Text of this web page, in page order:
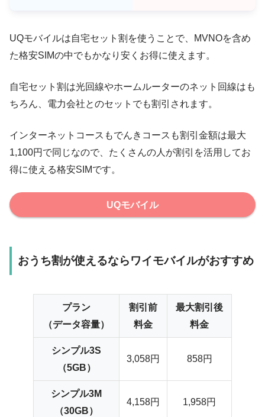
UQモバイルは自宅セット割を使うことで、MVNOを含め
た格安SIMの中でもかなり安くお得に使えます。
自宅セット割は光回線やホームルーターのネット回線はも
ちろん、電力会社とのセットでも割引されます。
インターネットコースもでんきコースも割引金額は最大
1,100円で同じなので、たくさんの人が割引を活用してお
得に使える格安SIMです。
UQモバイル
おうち割が使えるならワイモバイルがおすすめ
プラン
（データ容量）
割引前
料金
最大割引後
料金
シンプル3S
（5GB）
3,058円 858円
シンプル3M
（30GB）
4,158円 1,958円